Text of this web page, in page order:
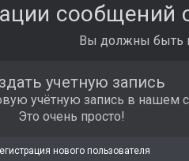
сообщений
Вы должны быть
учетную запись
учётную запись в нашем
Это очень просто!
нового пользователя